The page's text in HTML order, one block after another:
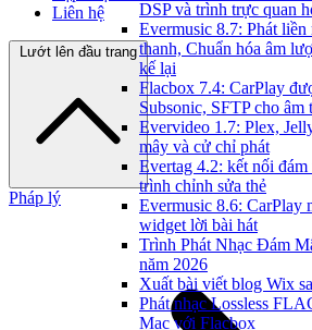
DSP và trình trực quan
Evermusic 8.7: Phát
thanh, Chuẩn hóa âm
kế lại
Flacbox 7.4: CarPlay
Subsonic, SFTP cho âm
Evervideo 1.7: Plex,
mây và cử chỉ phát
Evertag 4.2: kết nối
trình chỉnh sửa thẻ
Evermusic 8.6: CarPlay
widget lời bài hát
Trình Phát Nhạc Đám
năm 2026
Xuất bài viết blog Wix
Phát nhạc Lossless
Mac với Flacbox
Liên hệ
Lướt lên đầu trang
Pháp lý